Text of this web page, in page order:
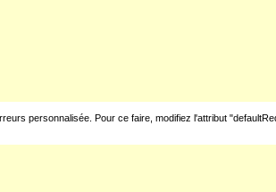
personnalisée. Pour ce faire, modifiez l'attribut